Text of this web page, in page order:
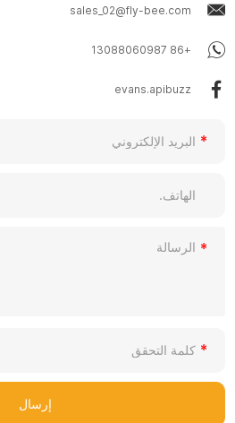
sales_02@fly-bee.com
+86 13088060987
evans.apibuzz